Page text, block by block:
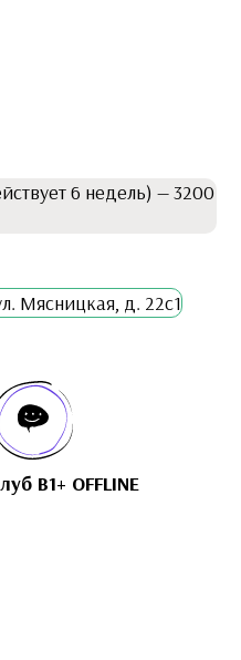
6 недель) — 3200
Мясницкая, д. 22с1
B1+ OFFLINE